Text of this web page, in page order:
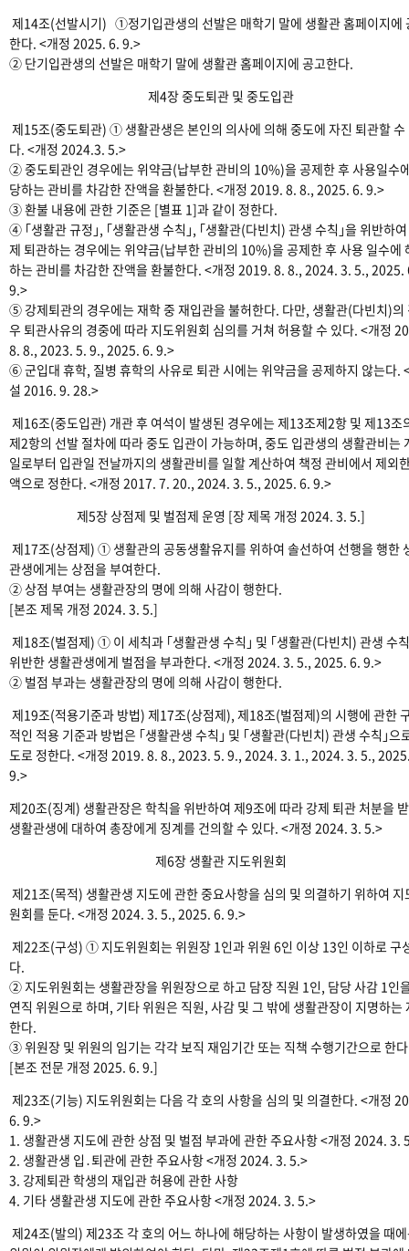
제14조(선발시기) ①정기입관생의 선발은 매학기 말에 생활관 홈페이지에
한다. <개정 2025. 6. 9.>
② 단기입관생의 선발은 매학기 말에 생활관 홈페이지에 공고한다.
제4장 중도퇴관 및 중도입관
제15조(중도퇴관) ① 생활관생은 본인의 의사에 의해 중도에 자진 퇴관할 수
다. <개정 2024.3. 5.>
② 중도퇴관인 경우에는 위약금(납부한 관비의 10%)을 공제한 후 사용일수
당하는 관비를 차감한 잔액을 환불한다. <개정 2019. 8. 8., 2025. 6. 9.>
③ 환불 내용에 관한 기준은 [별표 1]과 같이 정한다.
④ ｢생활관 규정｣, ｢생활관생 수칙｣, ｢생활관(다빈치) 관생 수칙｣을 위반하
제 퇴관하는 경우에는 위약금(납부한 관비의 10%)을 공제한 후 사용 일수에
하는 관비를 차감한 잔액을 환불한다. <개정 2019. 8. 8., 2024. 3. 5., 2025.
9.>
⑤ 강제퇴관의 경우에는 재학 중 재입관을 불허한다. 다만, 생활관(다빈치)의
우 퇴관사유의 경중에 따라 지도위원회 심의를 거쳐 허용할 수 있다. <개정
8. 8., 2023. 5. 9., 2025. 6. 9.>
⑥ 군입대 휴학, 질병 휴학의 사유로 퇴관 시에는 위약금을 공제하지 않는다.
설 2016. 9. 28.>
제16조(중도입관) 개관 후 여석이 발생된 경우에는 제13조제2항 및 제13조
제2항의 선발 절차에 따라 중도 입관이 가능하며, 중도 입관생의 생활관비는
일로부터 입관일 전날까지의 생활관비를 일할 계산하여 책정 관비에서 제외
액으로 정한다. <개정 2017. 7. 20., 2024. 3. 5., 2025. 6. 9.>
제5장 상점제 및 벌점제 운영 [장 제목 개정 2024. 3. 5.]
제17조(상점제) ① 생활관의 공동생활유지를 위하여 솔선하여 선행을 행한
관생에게는 상점을 부여한다.
② 상점 부여는 생활관장의 명에 의해 사감이 행한다.
[본조 제목 개정 2024. 3. 5.]
제18조(벌점제) ① 이 세칙과 ｢생활관생 수칙｣ 및 ｢생활관(다빈치) 관생 수
위반한 생활관생에게 벌점을 부과한다. <개정 2024. 3. 5., 2025. 6. 9.>
② 벌점 부과는 생활관장의 명에 의해 사감이 행한다.
제19조(적용기준과 방법) 제17조(상점제), 제18조(벌점제)의 시행에 관한
적인 적용 기준과 방법은 ｢생활관생 수칙｣ 및 ｢생활관(다빈치) 관생 수칙｣으
도로 정한다. <개정 2019. 8. 8., 2023. 5. 9., 2024. 3. 1., 2024. 3. 5.,
9.>
제20조(징계) 생활관장은 학칙을 위반하여 제9조에 따라 강제 퇴관 처분을
생활관생에 대하여 총장에게 징계를 건의할 수 있다. <개정 2024. 3. 5.>
제6장 생활관 지도위원회
제21조(목적) 생활관생 지도에 관한 중요사항을 심의 및 의결하기 위하여 지
원회를 둔다. <개정 2024. 3. 5., 2025. 6. 9.>
제22조(구성) ① 지도위원회는 위원장 1인과 위원 6인 이상 13인 이하로 구
다.
② 지도위원회는 생활관장을 위원장으로 하고 담장 직원 1인, 담당 사감 1인
연직 위원으로 하며, 기타 위원은 직원, 사감 및 그 밖에 생활관장이 지명하는
한다.
③ 위원장 및 위원의 임기는 각각 보직 재임기간 또는 직책 수행기간으로 한
[본조 전문 개정 2025. 6. 9.]
제23조(기능) 지도위원회는 다음 각 호의 사항을 심의 및 의결한다. <개정
6. 9.>
1. 생활관생 지도에 관한 상점 및 벌점 부과에 관한 주요사항 <개정 2024. 3.
2. 생활관생 입․퇴관에 관한 주요사항 <개정 2024. 3. 5.>
3. 강제퇴관 학생의 재입관 허용에 관한 사항
4. 기타 생활관생 지도에 관한 주요사항 <개정 2024. 3. 5.>
제24조(발의) 제23조 각 호의 어느 하나에 해당하는 사항이 발생하였을 때